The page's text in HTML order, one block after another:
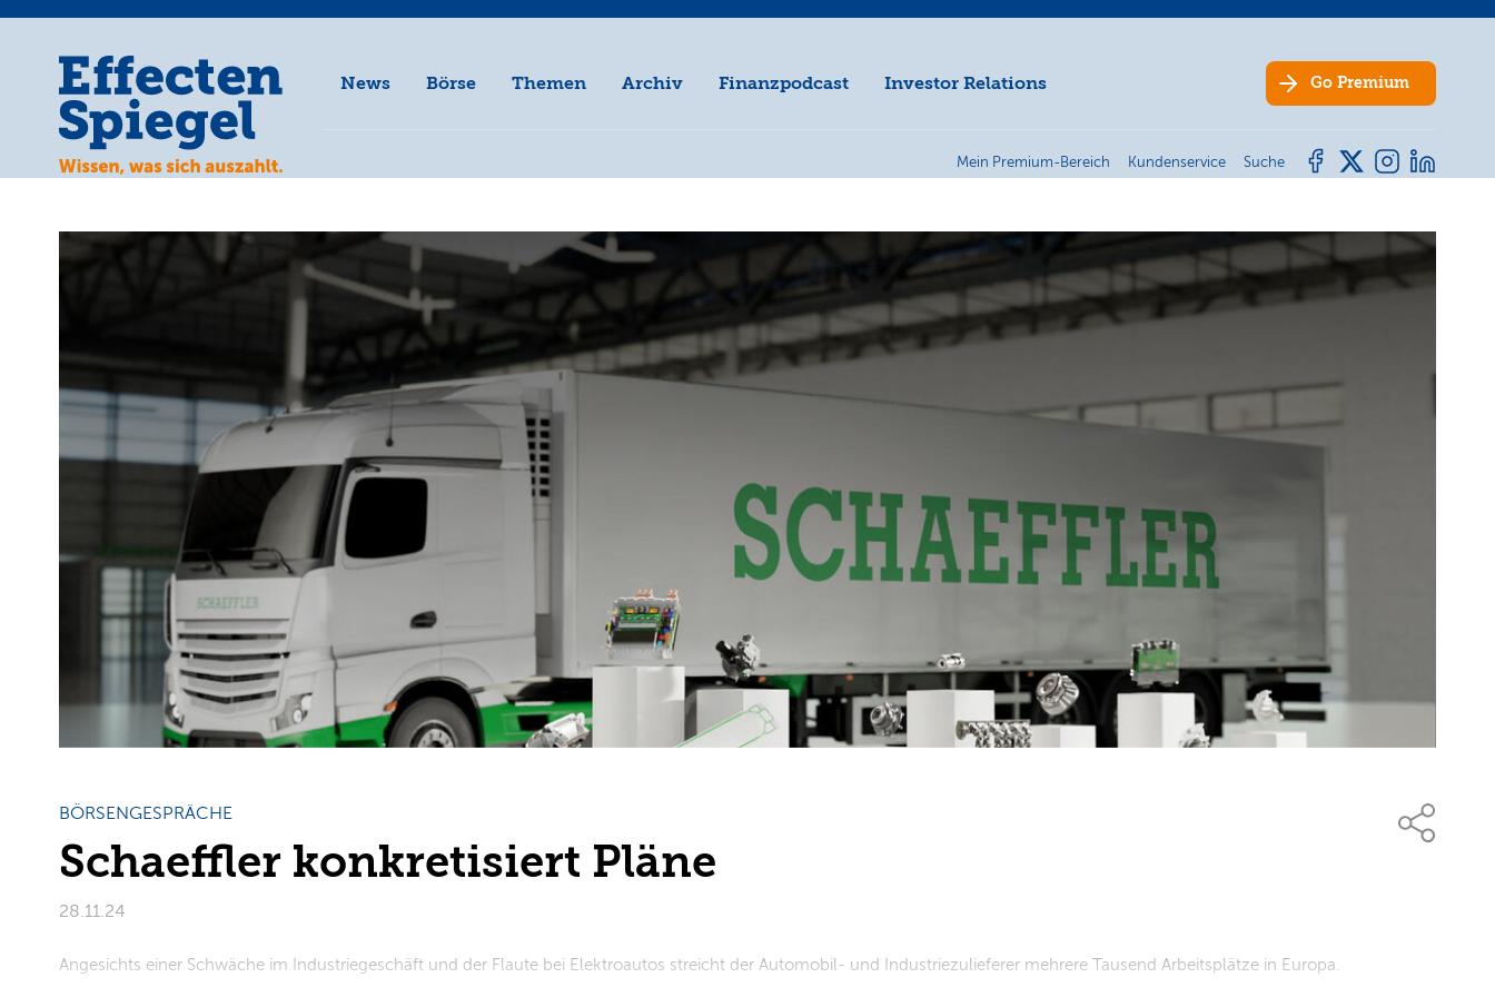
News Börse Themen Archiv Finanzpodcast Investor Relations Go Premium
Mein Premium-Bereich Kundenservice Suche
BÖRSENGESPRÄCHE
Schaeffler konkretisiert Pläne
28.11.24
Angesichts einer Schwäche im Industriegeschäft und der Flaute bei Elektroautos streicht der Automobil- und Industriezulieferer mehrere Tausend Arbeitsplätze in Europa.